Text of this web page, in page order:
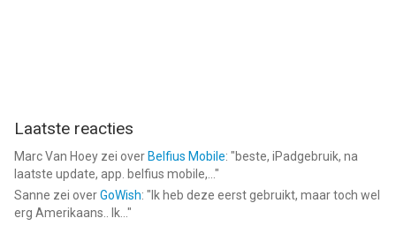
Laatste reacties
Marc Van Hoey zei over Belfius Mobile: "beste, iPadgebruik, na
laatste update, app. belfius mobile,... "
Sanne zei overGoWish: " Ik heb deze eerst gebruikt, maar toch wel
erg Amerikaans.. Ik... "